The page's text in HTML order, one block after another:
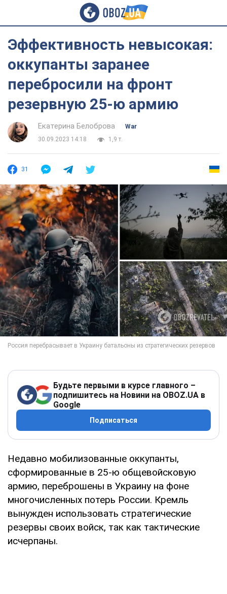
Эффективность невысокая:
оккупанты заранее
перебросили на фронт
резервную 25-ю армию
Екатерина Белоброва
War
30.09.2023 14:18
1,9 т.
31
Будьте первыми в курсе главного –
подпишитесь на Новини на OBOZ.UA в
Google
Подписаться
Недавно мобилизованные оккупанты,
сформированные в 25-ю общевойсковую
армию, переброшены в Украину на фоне
многочисленных потерь России. Кремль
вынужден использовать стратегические
резервы своих войск, так как тактические
исчерпаны.